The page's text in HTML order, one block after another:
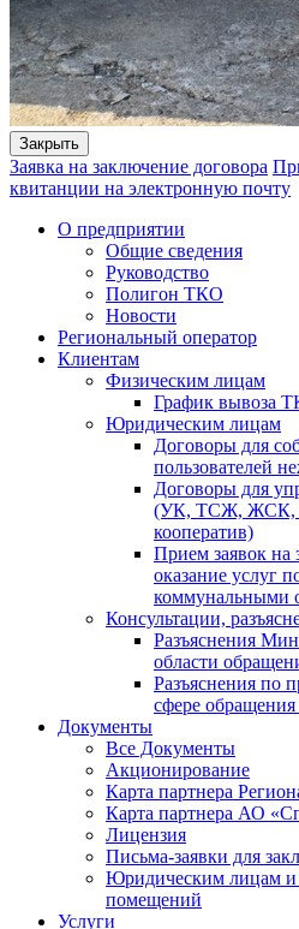
Закрыть
Заявка на заключение договора
квитанции на электронную почту
О предприятии
Общие сведения
Руководство
Полигон ТКО
Новости
Региональный оператор
Клиентам
Физическим лицам
График вывоза
Юридическим лицам
Договоры для
пользователей
Договоры для
(УК, ТСЖ, ЖСК,
кооператив)
Прием заявок на
оказание услуг
коммунальными
Консультации,
Разъяснения
области
Разъяснения по
сфере
Документы
Все Документы
Акционирование
Карта партнера
Карта партнера АО
Лицензия
Письма-заявки для
Юридическим лицам и
помещений
Услуги